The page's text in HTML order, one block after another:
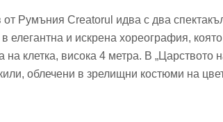
от Румъния Creatorul идва с два
елегантна и искрена хореография,
клетка, висока 4 метра. В „Царството
облечени в зрелищни костюми на